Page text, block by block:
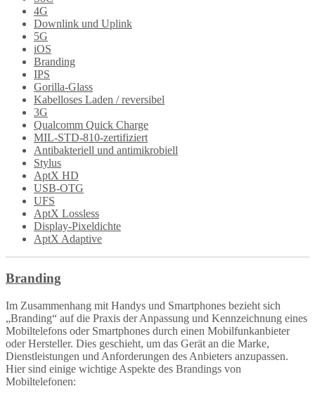
4G
Downlink und Uplink
5G
iOS
Branding
IPS
Gorilla-Glass
Kabelloses Laden / reversibel
3G
Qualcomm Quick Charge
MIL-STD-810-zertifiziert
Antibakteriell und antimikrobiell
Stylus
AptX HD
USB-OTG
UFS
AptX Lossless
Display-Pixeldichte
AptX Adaptive
Branding
Im Zusammenhang mit Handys und Smartphones bezieht sich
„Branding“ auf die Praxis der Anpassung und Kennzeichnung eines
Mobiltelefons oder Smartphones durch einen Mobilfunkanbieter
oder Hersteller. Dies geschieht, um das Gerät an die Marke,
Dienstleistungen und Anforderungen des Anbieters anzupassen.
Hier sind einige wichtige Aspekte des Brandings von
Mobiltelefonen: